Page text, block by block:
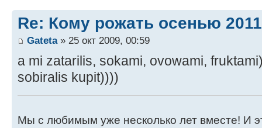
Re: Кому рожать осенью
Gateta» 25 окт 2009, 00:59
a mi zatarilis, sokami, ovowami,
sobiralis kupit))))
Мы с любимым уже несколько лет вместе! И